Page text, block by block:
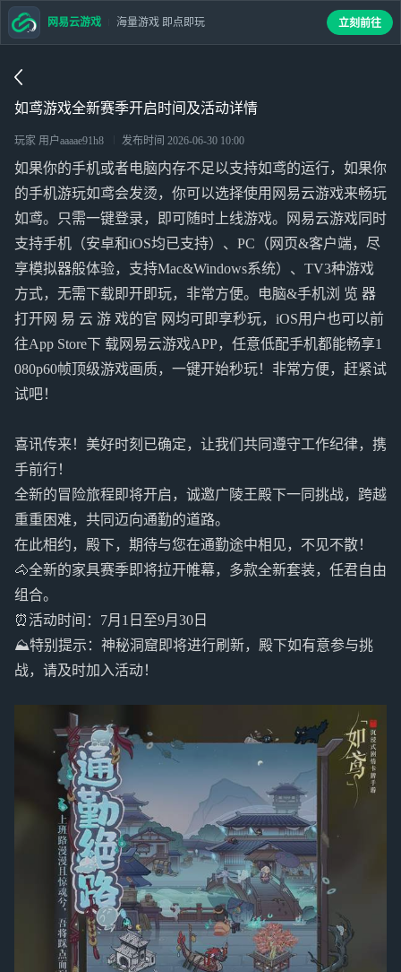
如鸢游戏全新赛季开启时间及活动详情
玩家 用户aaaae91h8 发布时间 2026-06-30 10:00
如果你的手机或者电脑内存不足以支持如鸢的运行，如果你
的手机游玩如鸢会发烫，你可以选择使用网易云游戏来畅玩
如鸢。只需一键登录，即可随时上线游戏。网易云游戏同时
支持手机（安卓和iOS均已支持）、PC（网页&客户端，尽
享模拟器般体验，支持Mac&Windows系统）、TV3种游戏
方式，无需下载即开即玩，非常方便。电脑&手机浏 览 器
打开网 易 云 游 戏的官 网均可即享秒玩，iOS用户也可以前
往App Store下 载网易云游戏APP，任意低配手机都能畅享1
080p60帧顶级游戏画质，一键开始秒玩！非常方便，赶紧试
试吧！
喜讯传来！美好时刻已确定，让我们共同遵守工作纪律，携
手前行！
全新的冒险旅程即将开启，诚邀广陵王殿下一同挑战，跨越
重重困难，共同迈向通勤的道路。
在此相约，殿下，期待与您在通勤途中相见，不见不散！
🐴全新的家具赛季即将拉开帷幕，多款全新套装，任君自由
组合。
⏰️活动时间：7月1日至9月30日
⛰特别提示：神秘洞窟即将进行刷新，殿下如有意参与挑
战，请及时加入活动！
网易云游戏 海量游戏 即点即玩 立刻前往